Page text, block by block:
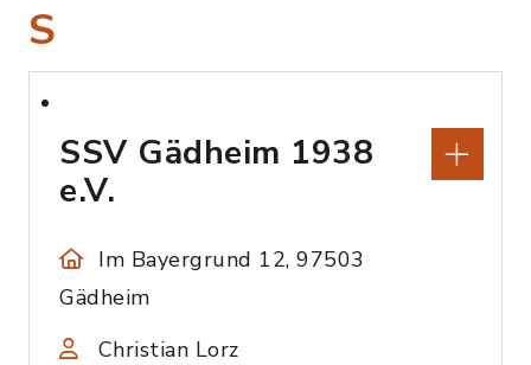
S
SSV Gädheim 1938
e.V.
Im Bayergrund 12, 97503
Gädheim
Christian Lorz